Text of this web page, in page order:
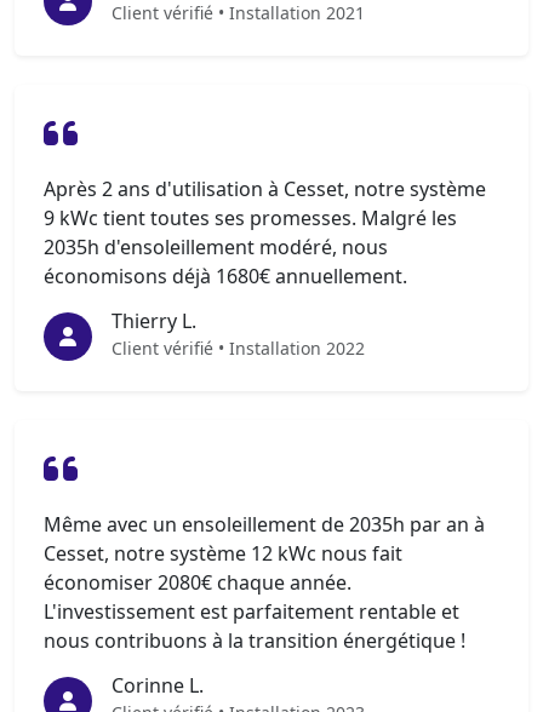
Client vérifié • Installation 2021
Après 2 ans d'utilisation à Cesset, notre système
9 kWc tient toutes ses promesses. Malgré les
2035h d'ensoleillement modéré, nous
économisons déjà 1680€ annuellement.
Thierry L.
Client vérifié • Installation 2022
Même avec un ensoleillement de 2035h par an à
Cesset, notre système 12 kWc nous fait
économiser 2080€ chaque année.
L'investissement est parfaitement rentable et
nous contribuons à la transition énergétique !
Corinne L.